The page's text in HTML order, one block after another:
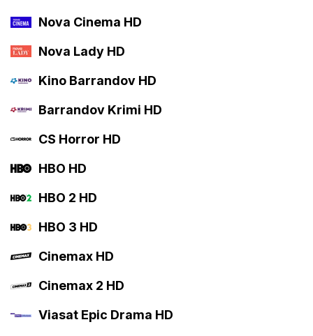
Nova Cinema HD
Nova Lady HD
Kino Barrandov HD
Barrandov Krimi HD
CS Horror HD
HBO HD
HBO 2 HD
HBO 3 HD
Cinemax HD
Cinemax 2 HD
Viasat Epic Drama HD